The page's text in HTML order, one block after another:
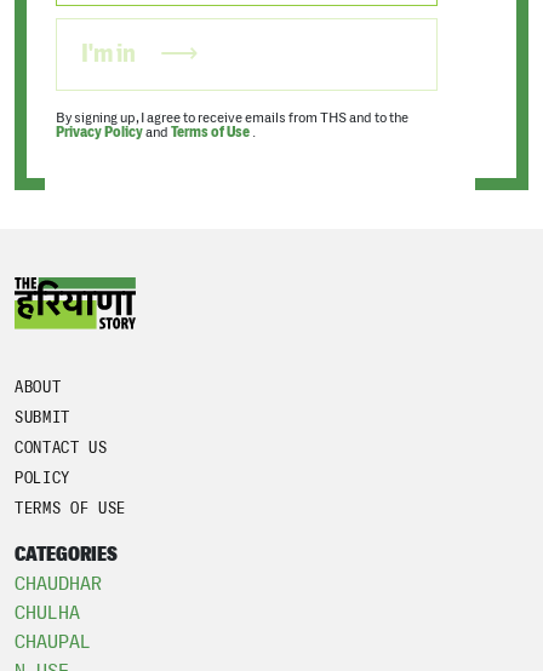
I'm in
By signing up, I agree to receive emails from THS and to the
Privacy Policyand Terms of Use .
ABOUT
SUBMIT
CONTACT US
POLICY
TERMS OF USE
CATEGORIES
CHAUDHAR
CHULHA
CHAUPAL